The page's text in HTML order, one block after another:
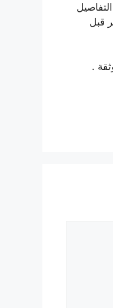
قبل
.